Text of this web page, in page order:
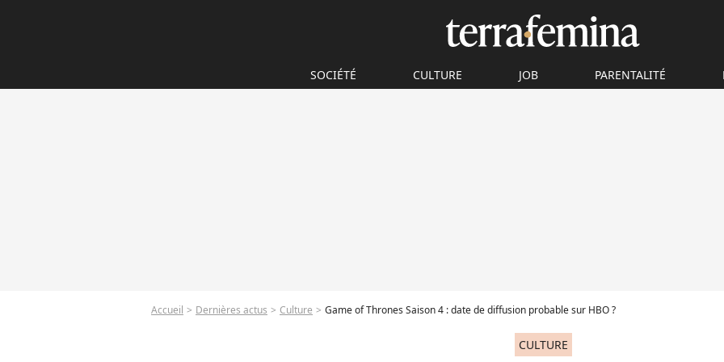
SOCIÉTÉ CULTURE JOB PARENTALITÉ
Accueil Dernières actus Culture Game of Thrones Saison 4 : date de diffusion probable sur HBO ?
CULTURE